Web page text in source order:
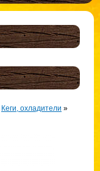
Кеги, охладители »